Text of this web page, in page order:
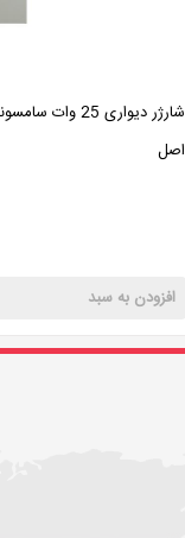
اصل
افزودن به سبد